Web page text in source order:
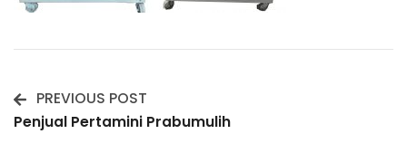
Post
PREVIOUS POST
Penjual Pertamini Prabumulih